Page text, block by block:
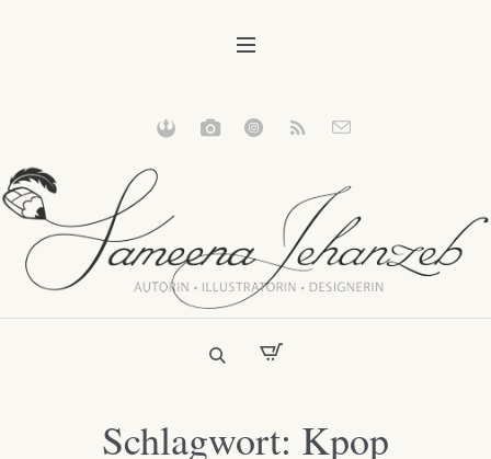
Schlagwort: Kpop